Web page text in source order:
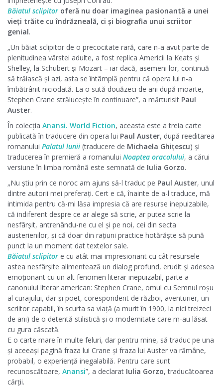
Băiatul sclipitor oferă nu doar imaginea pasionantă a unei
vieți trăite cu îndrăzneală, ci și biografia unui scriitor
genial.
„Un băiat sclipitor de o precocitate rară, care n-a avut parte de
plenitudinea vârstei adulte, a fost replica Americii la Keats și
Shelley, la Schubert și Mozart – iar dacă, asemeni lor, continuă
să trăiască și azi, asta se întâmplă pentru că opera lui n-a
îmbătrânit niciodată. La o sută douăzeci de ani după moarte,
Stephen Crane strălucește în continuare”, a mărturisit Paul
Auster.
În colecția Anansi. World Fiction, aceasta este a treia carte
publicată în traducere din opera lui Paul Auster, după reeditarea
romanului Palatul lunii (traducere de Michaela Ghițescu) și
traducerea în premieră a romanului Noaptea oracolului, a cărui
versiune în limba română este semnată de Iulia Gorzo.
„Nu știu prin ce noroc am ajuns să-l traduc pe Paul Auster, unul
dintre autorii mei preferați. Cert e că, înainte de a-l traduce, mă
intimida pentru că-mi lăsa impresia că are resurse inepuizabile,
că indiferent despre ce ar alege să scrie, ar putea scrie la
nesfârșit, antrenându-ne cu el și pe noi, cei din secta
austerienilor, și că doar din rațiuni practice hotărăște să pună
punct la un moment dat textelor sale.
Băiatul sclipitor e cu atât mai impresionant cu cât resursele
astea nesfârșite alimentează un dialog profund, erudit și adesea
emoționant cu un alt fenomen literar inepuizabil, parte a
canonului literar american: Stephen Crane, omul cu Semnul roșu
al curajului, dar și poet, corespondent de război, aventurier, un
scriitor capabil, în scurta sa viață (a murit în 1900, la nici treizeci
de ani) de o detentă stilistică și o modernitate care m-au lăsat
cu gura căscată.
E o carte mare în multe feluri, dar pentru mine, să traduc pe una
și aceeași pagină fraza lui Crane și fraza lui Auster va rămâne,
probabil, o experiență inegalabilă. Pentru care sunt
recunoscătoare, Anansi”, a declarat Iulia Gorzo, traducătoarea
cărții.